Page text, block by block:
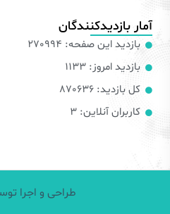
آمار بازدیدکنندگان
بازدید این صفحه: 270994
بازدید امروز: 1133
کل بازدید: 870636
کاربران آنلاین: 3
طراحی و اجرا